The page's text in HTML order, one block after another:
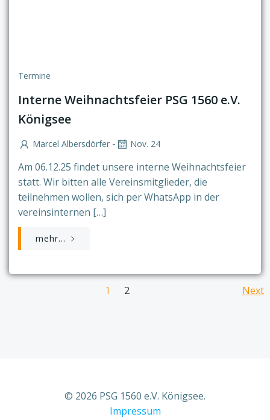
Termine
Interne Weihnachtsfeier PSG 1560 e.V.
Königsee
Marcel Albersdörfer - Nov. 24
Am 06.12.25 findet unsere interne Weihnachtsfeier
statt. Wir bitten alle Vereinsmitglieder, die
teilnehmen wollen, sich per WhatsApp in der
vereinsinternen […]
mehr...
Page
1 Page
2 Next
© 2026 PSG 1560 e.V. Königsee.
Impressum